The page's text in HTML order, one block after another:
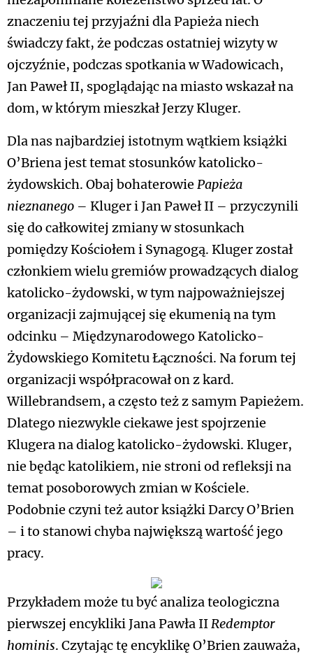
znaczeniu tej przyjaźni dla Papieża niech
świadczy fakt, że podczas ostatniej wizyty w
ojczyźnie, podczas spotkania w Wadowicach,
Jan Paweł II, spoglądając na miasto wskazał na
dom, w którym mieszkał Jerzy Kluger.
Dla nas najbardziej istotnym wątkiem książki
O’Briena jest temat stosunków katolicko-
żydowskich. Obaj bohaterowie Papieża
nieznanego – Kluger i Jan Paweł II – przyczynili
się do całkowitej zmiany w stosunkach
pomiędzy Kościołem i Synagogą. Kluger został
członkiem wielu gremiów prowadzących dialog
katolicko-żydowski, w tym najpoważniejszej
organizacji zajmującej się ekumenią na tym
odcinku – Międzynarodowego Katolicko-
Żydowskiego Komitetu Łączności. Na forum tej
organizacji współpracował on z kard.
Willebrandsem, a często też z samym Papieżem.
Dlatego niezwykle ciekawe jest spojrzenie
Klugera na dialog katolicko-żydowski. Kluger,
nie będąc katolikiem, nie stroni od refleksji na
temat posoborowych zmian w Kościele.
Podobnie czyni też autor książki Darcy O’Brien
– i to stanowi chyba największą wartość jego
pracy.
Przykładem może tu być analiza teologiczna
pierwszej encykliki Jana Pawła IIRedemptor
hominis. Czytając tę encyklikę O’Brien zauważa,